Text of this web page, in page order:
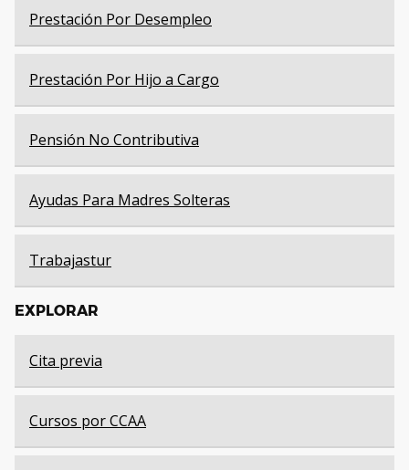
Prestación Por Desempleo
Prestación Por Hijo a Cargo
Pensión No Contributiva
Ayudas Para Madres Solteras
Trabajastur
EXPLORAR
Cita previa
Cursos por CCAA